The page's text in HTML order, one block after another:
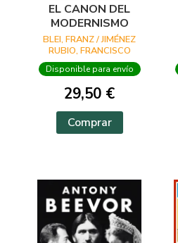
EL CANON DEL
MODERNISMO
BLEI, FRANZ / JIMÉNEZ
RUBIO, FRANCISCO
JAVIER
Disponible para envío
29,50 €
Comprar